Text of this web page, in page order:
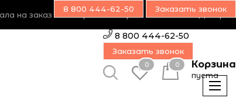
на заказ Возврат товара Наш блог Дилерам
8 800 444-62-50
Заказать звонок
0 0 Корзина
пуста
8 800 444-62-50 Заказать звонок